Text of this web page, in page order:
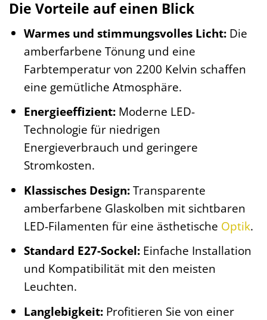
Die Vorteile auf einen Blick
Warmes und stimmungsvolles Licht:Die
amberfarbene Tönung und eine
Farbtemperatur von 2200 Kelvin schaffen
eine gemütliche Atmosphäre.
Energieeffizient:Moderne LED-
Technologie für niedrigen
Energieverbrauch und geringere
Stromkosten.
Klassisches Design:Transparente
amberfarbene Glaskolben mit sichtbaren
LED-Filamenten für eine ästhetische Optik.
Standard E27-Sockel:Einfache Installation
und Kompatibilität mit den meisten
Leuchten.
Langlebigkeit:Profitieren Sie von einer